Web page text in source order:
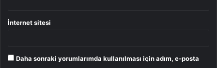
İnternet sitesi
Daha sonraki yorumlarımda kullanılması için adım, e-posta